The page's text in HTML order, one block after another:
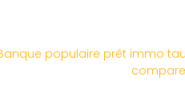
populaire prêt immo